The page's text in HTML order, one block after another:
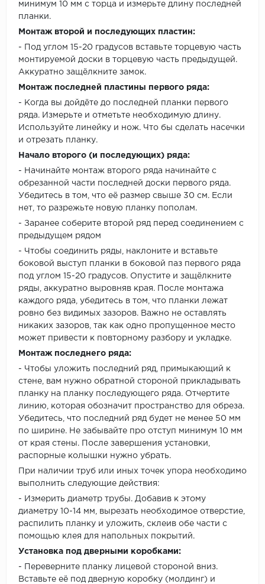
минимум 10 мм с торца и измерьте длину последней
планки.
Монтаж второй и последующих пластин:
- Под углом 15-20 градусов вставьте торцевую часть
монтируемой доски в торцевую часть предыдущей.
Аккуратно защёлкните замок.
Монтаж последней пластины первого ряда:
- Когда вы дойдёте до последней планки первого
ряда. Измерьте и отметьте необходимую длину.
Используйте линейку и нож. Что бы сделать насечки
и отрезать планку.
Начало второго (и последующих) ряда:
- Начинайте монтаж второго ряда начинайте с
обрезанной части последней доски первого ряда.
Убедитесь в том, что её размер свыше 30 см. Если
нет, то разрежьте новую планку пополам.
- Заранее соберите второй ряд перед соединением с
предыдущем рядом
- Чтобы соединить ряды, наклоните и вставьте
боковой выступ планки в боковой паз первого ряда
под углом 15-20 градусов. Опустите и защёлкните
ряды, аккуратно выровняв края. После монтажа
каждого ряда, убедитесь в том, что планки лежат
ровно без видимых зазоров. Важно не оставлять
никаких зазоров, так как одно пропущенное место
может привести к повторному разбору и укладке.
Монтаж последнего ряда:
- Чтобы уложить последний ряд, примыкающий к
стене, вам нужно обратной стороной прикладывать
планку на планку последующего ряда. Отчертите
линию, которая обозначит пространство для обреза.
Убедитесь, что последний ряд будет не менее 50 мм
по ширине. Не забывайте про отступ минимум 10 мм
от края стены. После завершения установки,
распорные колышки нужно убрать.
При наличии труб или иных точек упора необходимо
выполнить следующие действия:
- Измерить диаметр трубы. Добавив к этому
диаметру 10-14 мм, вырезать необходимое отверстие,
распилить планку и уложить, склеив обе части с
помощью клея для напольных покрытий.
Установка под дверными коробками:
- Переверните планку лицевой стороной вниз.
Вставьте её под дверную коробку (молдинг) и